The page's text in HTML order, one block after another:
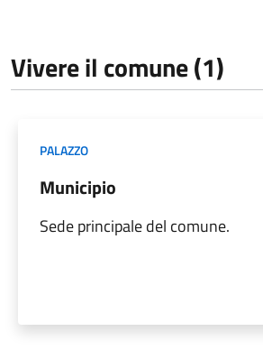
Vivere il comune (1)
PALAZZO
Municipio
Sede principale del comune.